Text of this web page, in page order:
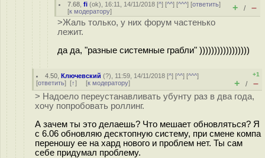
7.68 ,fi (ok), 16:11, 14/11/2018 [^] [^^] [^^^] [ответить]
[к модератору] + / –
>Жаль только, у них форум частенько
лежит.
да да, "разные системные грабли" )))))))))))))))))
4.50 ,Ключевский (?), 11:59, 14/11/2018 [^] [^^] [^^^]
[ответить] [↑] [к модератору]
+1
+ / –
> Надоело переустанавливать убунту раз в два года,
хочу попробовать роллинг.
А зачем ты это делаешь? Что мешает обновляться? Я
с 6.06 обновляю десктопную систему, при смене компа
переношу ее на хард нового и проблем нет. Ты сам
себе придумал проблему.